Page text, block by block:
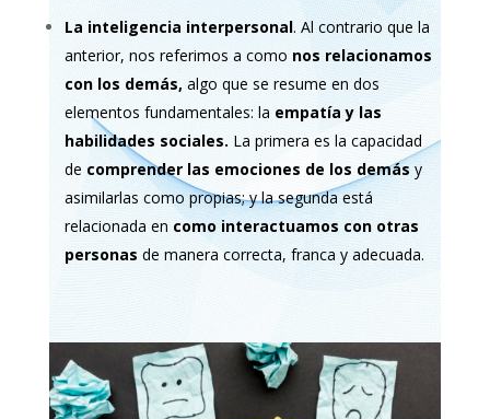
La inteligencia interpersonal. Al contrario que la
anterior, nos referimos a como nos relacionamos
con los demás, algo que se resume en dos
elementos fundamentales: la empatía y las
habilidades sociales. La primera es la capacidad
de comprender las emociones de los demás y
asimilarlas como propias; y la segunda está
relacionada en como interactuamos con otras
personas de manera correcta, franca y adecuada.